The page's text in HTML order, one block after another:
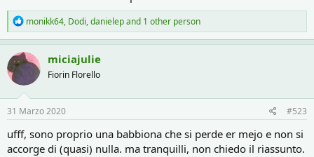
R
e
a
c
t
o
n
s
:
monikk64, Dodi,danielepand 1 other person
miciajulie
Fiorin Florello
31 Marzo 2020 #523
ufff, sono proprio una babbiona che si perde er mejo e non si
accorge di (quasi) nulla. ma tranquilli, non chiedo il riassunto.